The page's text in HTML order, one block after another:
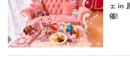
ェ in
催!